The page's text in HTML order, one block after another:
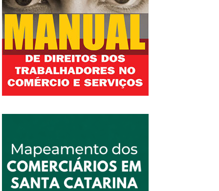
presidente da CSB (Central dos Sindicatos
Brasileiros) Nilza Pereira, secretária-geral da
Intersindical José Gozze, presidente da
Pública Fonte: CUT Brasil, 08 de janeiro de...
ocorrência e acionaram órgãos municipais,
estaduais e federais, no sentido de assegurar a
sua segurança e o livre exercício de seus
mandatos. O evento também contou a
participação da ministra das Mulheres, Cida
Gonçalves, que destacou a gravidade das
ameaças sofridas pelas vereadoras e afirmou
que planeja vir em breve à Santa Catarina,
violência política de gênero enfrentada pelas
mulheres não podem ocupar os parlamentos
ou nos espaços de poder”, pontuou a ministra.
Em sua fala, Ideli Salvatti ressaltou a
importância de garantir a segurança de todas